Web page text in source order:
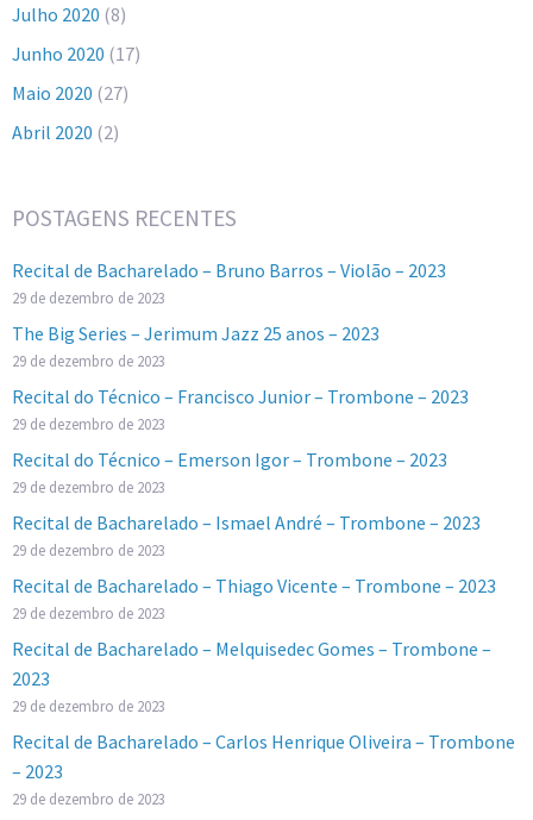
Julho 2020 (8)
Junho 2020 (17)
Maio 2020 (27)
Abril 2020 (2)
POSTAGENS RECENTES
Recital de Bacharelado – Bruno Barros – Violão – 2023
29 de dezembro de 2023
The Big Series – Jerimum Jazz 25 anos – 2023
29 de dezembro de 2023
Recital do Técnico – Francisco Junior – Trombone – 2023
29 de dezembro de 2023
Recital do Técnico – Emerson Igor – Trombone – 2023
29 de dezembro de 2023
Recital de Bacharelado – Ismael André – Trombone – 2023
29 de dezembro de 2023
Recital de Bacharelado – Thiago Vicente – Trombone – 2023
29 de dezembro de 2023
Recital de Bacharelado – Melquisedec Gomes – Trombone –
2023
29 de dezembro de 2023
Recital de Bacharelado – Carlos Henrique Oliveira – Trombone
– 2023
29 de dezembro de 2023